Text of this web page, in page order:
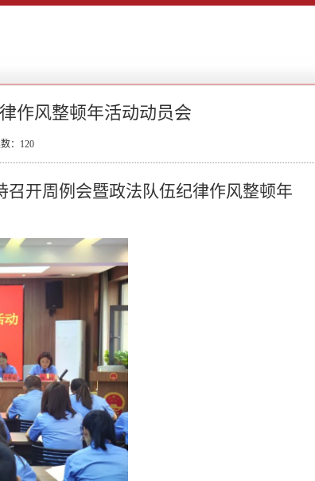
作风整顿年活动动员会
： 120
开周例会暨政法队伍纪律作风整顿年